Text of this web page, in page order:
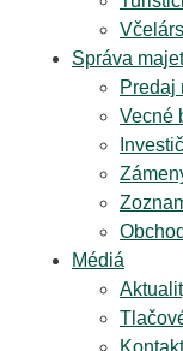
Správa
Predaj
Vecné
Médiá